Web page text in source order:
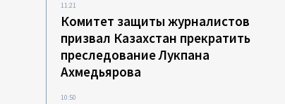
11:21
Комитет защиты журналистов
призвал Казахстан прекратить
преследование Лукпана
Ахмедьярова
10:50